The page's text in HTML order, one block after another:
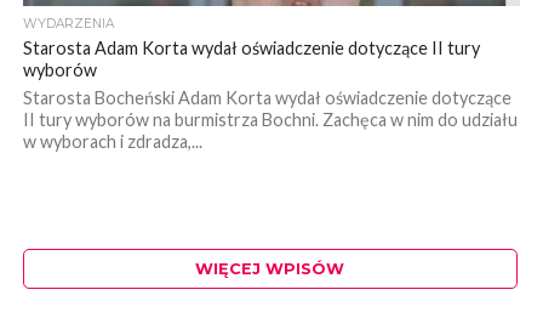
WYDARZENIA
Starosta Adam Korta wydał oświadczenie dotyczące II tury
wyborów
Starosta Bocheński Adam Korta wydał oświadczenie dotyczące
II tury wyborów na burmistrza Bochni. Zachęca w nim do udziału
w wyborach i zdradza,...
WIĘCEJ WPISÓW